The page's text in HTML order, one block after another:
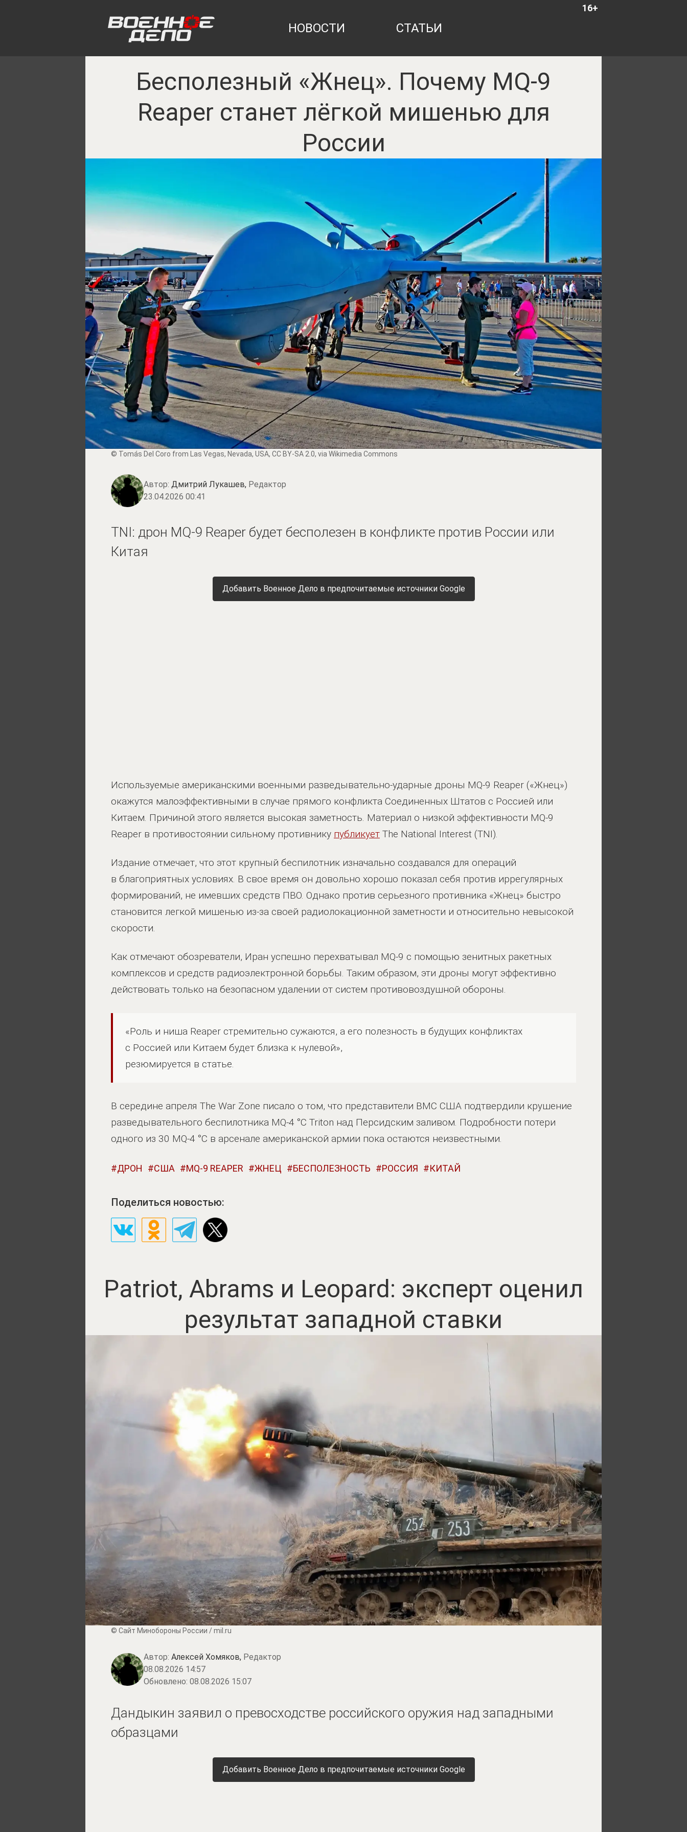
16+
НОВОСТИ СТАТЬИ
Бесполезный «Жнец». Почему MQ-9
Reaper станет лёгкой мишенью для
России
© Tomás Del Coro from Las Vegas, Nevada, USA, CC BY-SA 2.0, via Wikimedia Commons
Автор: Дмитрий Лукашев, Редактор
23.04.2026 00:41
TNI: дрон MQ-9 Reaper будет бесполезен в конфликте против России или
Китая
Добавить Военное Дело в предпочитаемые источники Google
Используемые американскими военными разведывательно-ударные дроны MQ-9 Reaper («Жнец»)
окажутся малоэффективными в случае прямого конфликта Соединенных Штатов с Россией или
Китаем. Причиной этого является высокая заметность. Материал о низкой эффективности MQ-9
Reaper в противостоянии сильному противнику публикует The National Interest (TNI).
Издание отмечает, что этот крупный беспилотник изначально создавался для операций
в благоприятных условиях. В свое время он довольно хорошо показал себя против иррегулярных
формирований, не имевших средств ПВО. Однако против серьезного противника «Жнец» быстро
становится легкой мишенью из-за своей радиолокационной заметности и относительно невысокой
скорости.
Как отмечают обозреватели, Иран успешно перехватывал MQ-9 с помощью зенитных ракетных
комплексов и средств радиоэлектронной борьбы. Таким образом, эти дроны могут эффективно
действовать только на безопасном удалении от систем противовоздушной обороны.
«Роль и ниша Reaper стремительно сужаются, а его полезность в будущих конфликтах
с Россией или Китаем будет близка к нулевой»,
резюмируется в статье.
В середине апреля The War Zone писало о том, что представители ВМС США подтвердили крушение
разведывательного беспилотника MQ-4 °C Triton над Персидским заливом. Подробности потери
одного из 30 MQ-4 °C в арсенале американской армии пока остаются неизвестными.
ДРОН США MQ-9 REAPER ЖНЕЦ БЕСПОЛЕЗНОСТЬ РОССИЯ КИТАЙ
Поделиться новостью:
Patriot, Abrams и Leopard: эксперт оценил
результат западной ставки
© Сайт Минобороны России / mil.ru
Автор: Алексей Хомяков, Редактор
08.08.2026 14:57
Обновлено: 08.08.2026 15:07
Дандыкин заявил о превосходстве российского оружия над западными
образцами
Добавить Военное Дело в предпочитаемые источники Google